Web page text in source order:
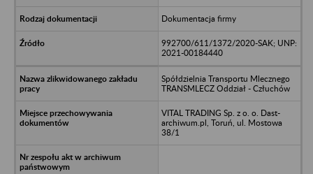
Dokumentacja firmy
992700/611/1372/2020-SAK; UNP:
2021-00184440
Spółdzielnia Transportu Mlecznego
TRANSMLECZ Oddział - Człuchów
VITAL TRADING Sp. z o. o. Dast-
archiwum.pl, Toruń, ul. Mostowa
38/1